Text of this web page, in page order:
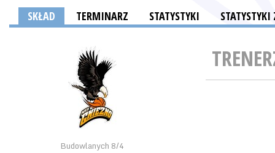
SKŁAD TERMINARZ STATYSTYKI
Budowlanych 8/4